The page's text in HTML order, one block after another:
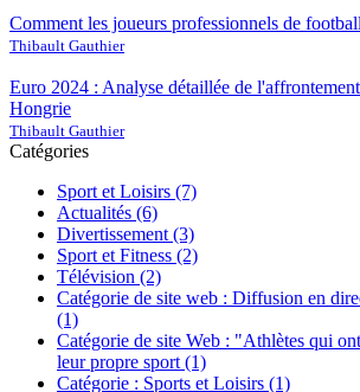
Comment les joueurs professionnels de
Thibault Gauthier
Euro 2024 : Analyse détaillée de
Hongrie
Thibault Gauthier
Catégories
Sport et Loisirs (7)
Actualités (6)
Divertissement (3)
Sport et Fitness (2)
Télévision (2)
Catégorie de site web : Diffusion en
(1)
Catégorie de site Web : "Athlètes qui
leur propre sport (1)
Catégorie : Sports et Loisirs (1)